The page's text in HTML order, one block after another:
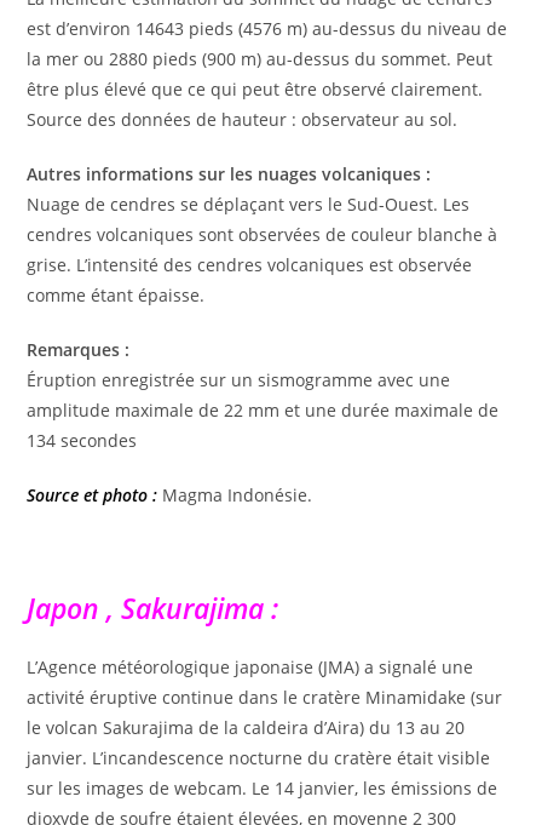
est d’environ 14643 pieds (4576 m) au-dessus du niveau de
la mer ou 2880 pieds (900 m) au-dessus du sommet. Peut
être plus élevé que ce qui peut être observé clairement.
Source des données de hauteur : observateur au sol.
Autres informations sur les nuages ​​volcaniques :
Nuage de cendres se déplaçant vers le Sud-Ouest. Les
cendres volcaniques sont observées de couleur blanche à
grise. L’intensité des cendres volcaniques est observée
comme étant épaisse.
Remarques :
Éruption enregistrée sur un sismogramme avec une
amplitude maximale de 22 mm et une durée maximale de
134 secondes
Source et photo : Magma Indonésie.
Japon , Sakurajima :
L’Agence météorologique japonaise (JMA) a signalé une
activité éruptive continue dans le cratère Minamidake (sur
le volcan Sakurajima de la caldeira d’Aira) du 13 au 20
janvier. L’incandescence nocturne du cratère était visible
sur les images de webcam. Le 14 janvier, les émissions de
dioxyde de soufre étaient élevées, en moyenne 2 300